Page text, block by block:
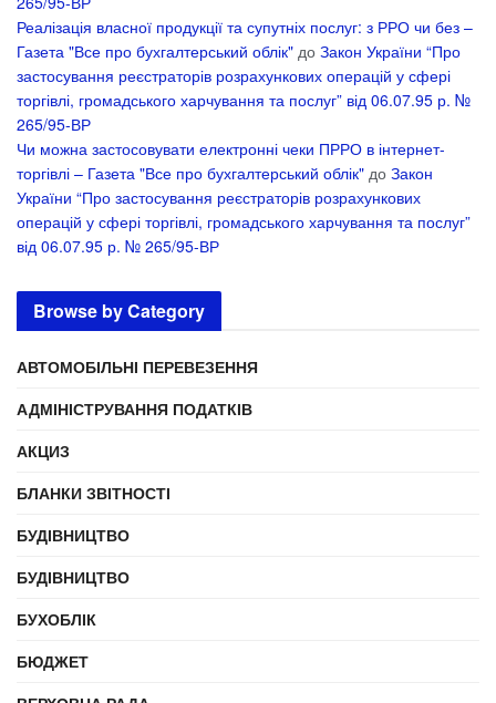
Реалізація власної продукції та супутніх послуг: з РРО чи без –
Газета "Все про бухгалтерський облік" до Закон України “Про
застосування реєстраторів розрахункових операцій у сфері
торгівлі, громадського харчування та послуг” від 06.07.95 р. №
265/95-ВР
Чи можна застосовувати електронні чеки ПРРО в інтернет-
торгівлі – Газета "Все про бухгалтерський облік" до Закон
України “Про застосування реєстраторів розрахункових
операцій у сфері торгівлі, громадського харчування та послуг”
від 06.07.95 р. № 265/95-ВР
Browse by Category
АВТОМОБІЛЬНІ ПЕРЕВЕЗЕННЯ
АДМІНІСТРУВАННЯ ПОДАТКІВ
АКЦИЗ
БЛАНКИ ЗВІТНОСТІ
БУДІВНИЦТВО
БУДІВНИЦТВО
БУХОБЛІК
БЮДЖЕТ